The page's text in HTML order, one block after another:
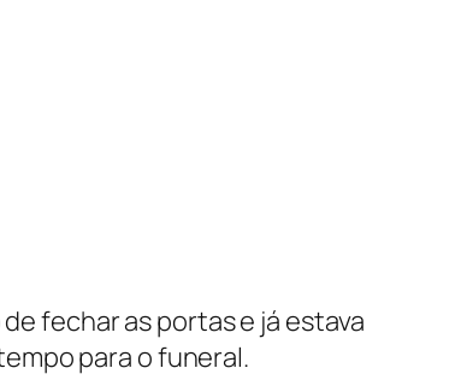
fechar as portas e já estava
para o funeral.